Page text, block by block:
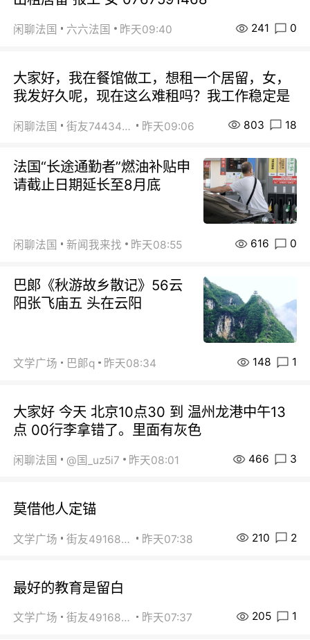
闲聊法国 六六法国 昨天09:40 241 0
大家好，我在餐馆做工，想租一个居留，女，
我发好久呢，现在这么难租吗？我工作稳定是
闲聊法国 街友74434350 昨天09:06 803 18
法国“长途通勤者”燃油补贴申
请截止日期延长至8月底
闲聊法国 新闻我来找 昨天08:55 616 0
巴郞《秋游故乡散记》56云
阳张飞庙五 头在云阳
文学广场 巴郞q 昨天08:34 148 1
大家好 今天 北京10点30 到 温州龙港中午13
点 00行李拿错了。里面有灰色
闲聊法国 @国_uz5i7 昨天08:01 466 3
莫借他人定锚
文学广场 街友49168527 昨天07:38 210 2
最好的教育是留白
文学广场 街友49168527 昨天07:37 205 1